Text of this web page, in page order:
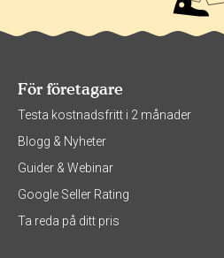
För företagare
Testa kostnadsfritt i 2 månader
Blogg & Nyheter
Guider & Webinar
Google Seller Rating
Ta reda på ditt pris